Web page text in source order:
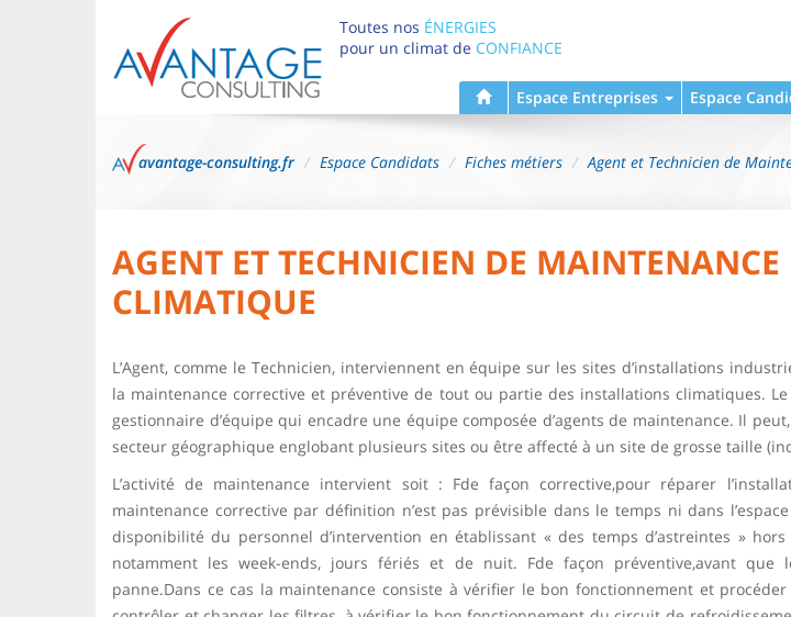
Toutes nos ÉNERGIES
pour un climat de CONFIANCE
Espace Entreprises Espace
avantage-consulting.fr Espace Candidats Fiches métiers Agent et Technicien de
AGENT ET TECHNICIEN DE MAINTENANCE
CLIMATIQUE
L’Agent, comme le Technicien, interviennent en équipe sur les sites d’installations
la maintenance corrective et préventive de tout ou partie des installations climatiques.
gestionnaire d’équipe qui encadre une équipe composée d’agents de maintenance. Il
secteur géographique englobant plusieurs sites ou être affecté à un site de grosse taille
L’activité de maintenance intervient soit : Fde façon corrective,pour réparer
maintenance corrective par définition n’est pas prévisible dans le temps ni dans
disponibilité du personnel d’intervention en établissant « des temps d’astreintes »
notamment les week-ends, jours fériés et de nuit. Fde façon préventive,avant que
panne.Dans ce cas la maintenance consiste à vérifier le bon fonctionnement et